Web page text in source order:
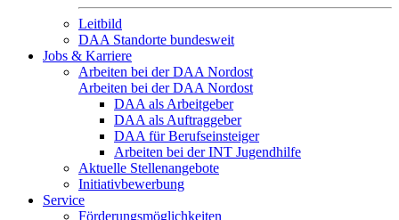
Leitbild
DAA Standorte bundesweit
Jobs & Karriere
Arbeiten bei der DAA Nordost
Arbeiten bei der DAA Nordost
DAA als Arbeitgeber
DAA als Auftraggeber
DAA für Berufseinsteiger
Arbeiten bei der INT Jugendhilfe
Aktuelle Stellenangebote
Initiativbewerbung
Service
Förderungsmöglichkeiten